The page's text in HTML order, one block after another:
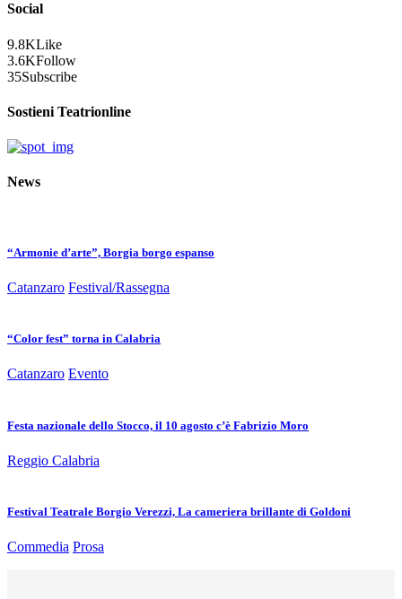
Social
9.8KLike
3.6KFollow
35Subscribe
Sostieni Teatrionline
News
“Armonie d’arte”, Borgia borgo espanso
Catanzaro Festival/Rassegna
“Color fest” torna in Calabria
Catanzaro Evento
Festa nazionale dello Stocco, il 10 agosto c’è Fabrizio Moro
Reggio Calabria
Festival Teatrale Borgio Verezzi, La cameriera brillante di Goldoni
Commedia Prosa